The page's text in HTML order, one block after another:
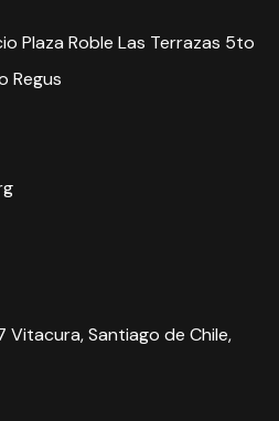
Plaza Roble Las Terrazas 5to
Regus
Vitacura, Santiago de Chile,